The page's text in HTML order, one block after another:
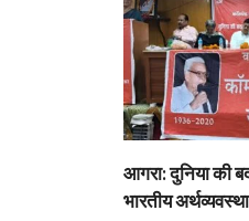
आगरा: दुनिया की
भारतीय